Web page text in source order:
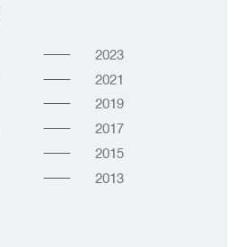
2023
2021
2019
2017
2015
2013